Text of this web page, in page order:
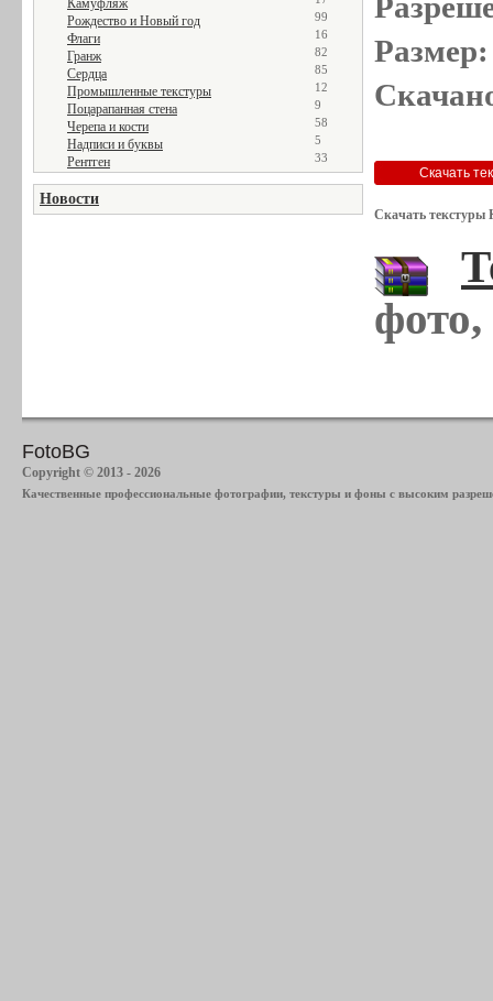
Камуфляж
Рождество и Новый год 99
Флаги 16
Гранж 82
Сердца 85
Промышленные текстуры 12
Поцарапанная стена 9
Черепа и кости 58
Надписи и буквы 5
Рентген 33
Новости
Скачать текстуры
FotoBG
Copyright © 2013 - 2026
Качественные профессиональные фотографии, текстуры и фоны с высоким